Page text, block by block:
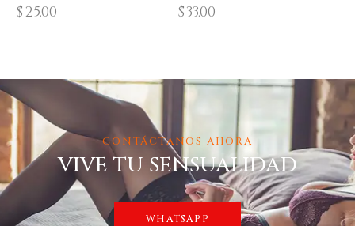
$25.00 $33.00
CONTÁCTANOS AHORA
VIVE TU SENSUALIDAD
WHATSAPP